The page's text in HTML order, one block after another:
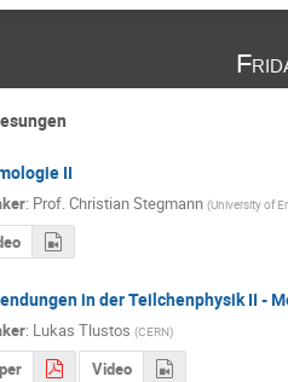
II
: Prof.Christian Stegmann (University of
in der Teilchenphysik II -
: Lukas Tlustos (CERN)
Video